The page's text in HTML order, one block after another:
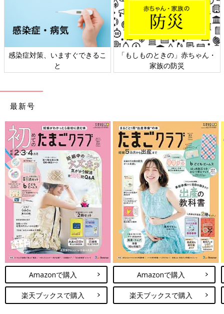
感染症対策、いますぐできるこ
と
「もしものときの」赤ちゃん・
家族の防災
最新号
Amazonで購入
楽天ブックスで購入
Amazonで購入
楽天ブックスで購入